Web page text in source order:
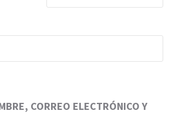
CORREO ELECTRÓNICO Y